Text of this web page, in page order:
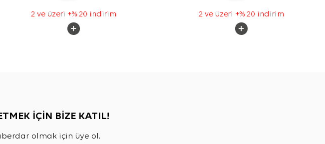
2 ve üzeri +% 20 indirim 2 ve üzeri +% 20 indirim
İÇİN BİZE KATIL!
olmak için üye ol.